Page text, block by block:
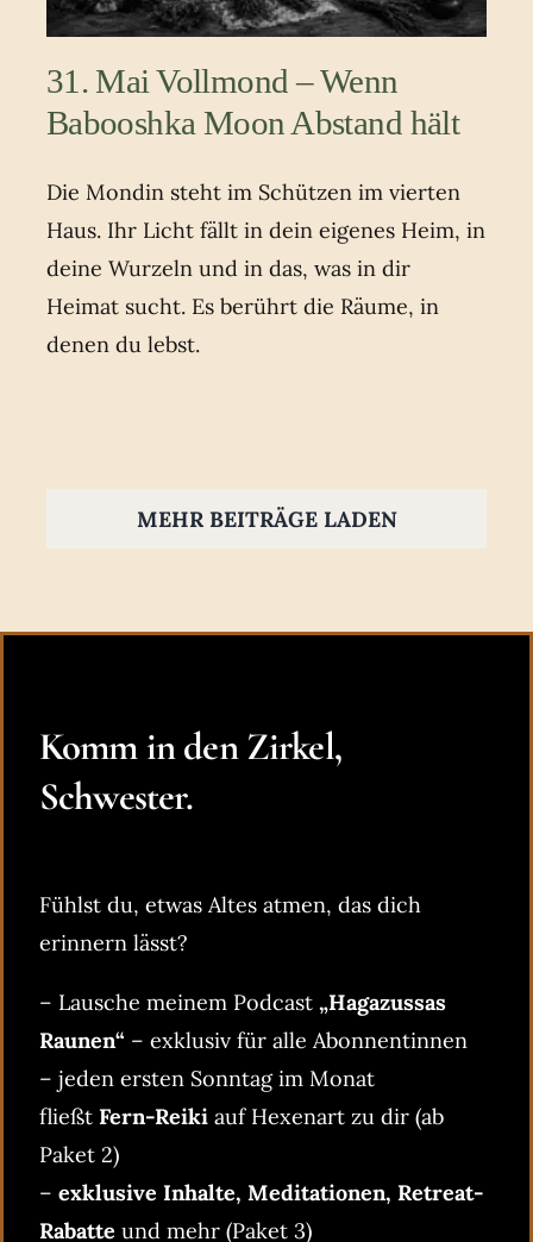
31. Mai Vollmond – Wenn
Babooshka Moon Abstand hält
Die Mondin steht im Schützen im vierten
Haus. Ihr Licht fällt in dein eigenes Heim, in
deine Wurzeln und in das, was in dir
Heimat sucht. Es berührt die Räume, in
denen du lebst.
MEHR BEITRÄGE LADEN
Komm in den Zirkel,
Schwester.
Fühlst du, etwas Altes atmen, das dich
erinnern lässt?
– Lausche meinem Podcast „Hagazussas
Raunen“ – exklusiv für alle Abonnentinnen
– jeden ersten Sonntag im Monat
fließt Fern-Reiki auf Hexenart zu dir (ab
Paket 2)
– exklusive Inhalte, Meditationen, Retreat-
Rabatte und mehr (Paket 3)